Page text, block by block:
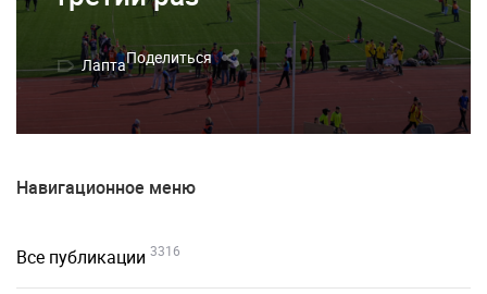
ЛаптаПоделиться
Навигационное меню
Все публикации 3316